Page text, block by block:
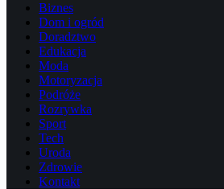
Biznes
Dom i ogród
Doradztwo
Edukacja
Moda
Motoryzacja
Podróże
Rozrywka
Sport
Tech
Uroda
Zdrowie
Kontakt